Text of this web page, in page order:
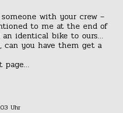
with your crew –
to me at the end of
identical bike to ours…
you have them get a
page…
Uhr